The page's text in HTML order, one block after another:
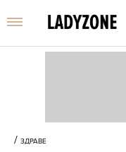
/ ЗДРАВЕ